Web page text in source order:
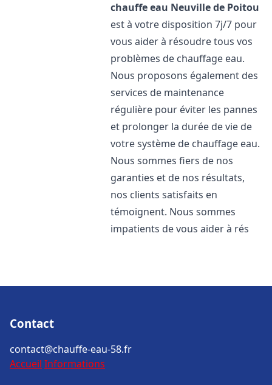
chauffe eau Neuville de Poitou
est à votre disposition 7j/7 pour
vous aider à résoudre tous vos
problèmes de chauffage eau.
Nous proposons également des
services de maintenance
régulière pour éviter les pannes
et prolonger la durée de vie de
votre système de chauffage eau.
Nous sommes fiers de nos
garanties et de nos résultats,
nos clients satisfaits en
témoignent. Nous sommes
impatients de vous aider à rés
Contact
contact@chauffe-eau-58.fr
Accueil Informations